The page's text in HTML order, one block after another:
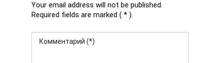
Your email address will not be published.
Required fields are marked ( * ).